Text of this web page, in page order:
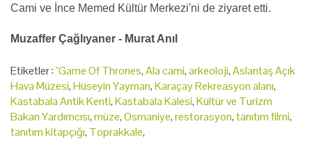
Cami ve İnce Memed Kültür Merkezi'ni de ziyaret etti.
Muzaffer Çağlıyaner - Murat Anıl
Etiketler :"Game Of Thrones,Ala cami,arkeoloji,Aslantaş Açık
Hava Müzesi,Hüseyin Yayman,Karaçay Rekreasyon alanı,
Kastabala Antik Kenti,Kastabala Kalesi,Kültür ve Turizm
Bakan Yardımcısı,müze,Osmaniye,restorasyon,tanıtım filmi,
tanıtım kitapçığı, Toprakkale,